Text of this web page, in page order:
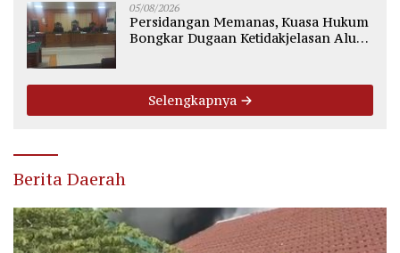
05/08/2026
Persidangan Memanas, Kuasa Hukum
Bongkar Dugaan Ketidakjelasan Alur
Selengkapnya
Berita Daerah